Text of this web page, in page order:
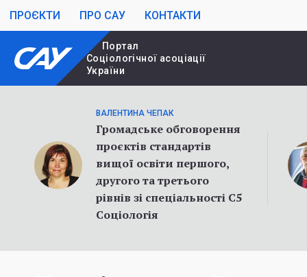
ПРОЄКТИ ПРО САУ КОНТАКТИ
Портал
Cоціологічної асоціації
України
ВАЛЕНТИНА ЧЕПАК
Громадське обговорення
проєктів стандартів
вищої освіти першого,
другого та третього
рівнів зі спеціальності С5
Соціологія